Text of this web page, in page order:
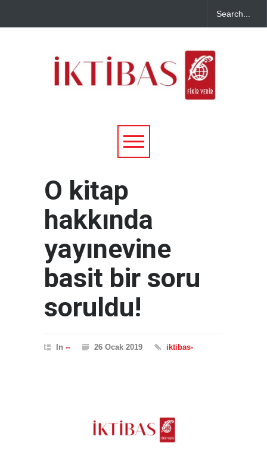
O kitap
hakkında
yayınevine
basit bir soru
soruldu!
In -- 26 Ocak 2019 iktibas-